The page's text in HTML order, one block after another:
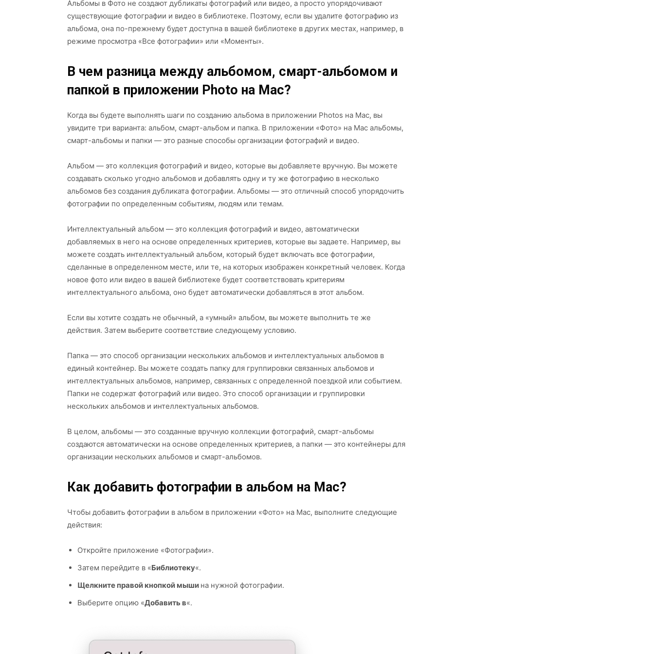
Альбомы в Фото не создают дубликаты фотографий или видео, а просто упорядочивают
существующие фотографии и видео в библиотеке. Поэтому, если вы удалите фотографию из
альбома, она по-прежнему будет доступна в вашей библиотеке в других местах, например, в
режиме просмотра «Все фотографии» или «Моменты».
В чем разница между альбомом, смарт-альбомом и
папкой в приложении Photo на Mac?
Когда вы будете выполнять шаги по созданию альбома в приложении Photos на Mac, вы
увидите три варианта: альбом, смарт-альбом и папка. В приложении «Фото» на Mac альбомы,
смарт-альбомы и папки — это разные способы организации фотографий и видео.
Альбом — это коллекция фотографий и видео, которые вы добавляете вручную. Вы можете
создавать сколько угодно альбомов и добавлять одну и ту же фотографию в несколько
альбомов без создания дубликата фотографии. Альбомы — это отличный способ упорядочить
фотографии по определенным событиям, людям или темам.
Интеллектуальный альбом — это коллекция фотографий и видео, автоматически
добавляемых в него на основе определенных критериев, которые вы задаете. Например, вы
можете создать интеллектуальный альбом, который будет включать все фотографии,
сделанные в определенном месте, или те, на которых изображен конкретный человек. Когда
новое фото или видео в вашей библиотеке будет соответствовать критериям
интеллектуального альбома, оно будет автоматически добавляться в этот альбом.
Если вы хотите создать не обычный, а «умный» альбом, вы можете выполнить те же
действия. Затем выберите соответствие следующему условию.
Папка — это способ организации нескольких альбомов и интеллектуальных альбомов в
единый контейнер. Вы можете создать папку для группировки связанных альбомов и
интеллектуальных альбомов, например, связанных с определенной поездкой или событием.
Папки не содержат фотографий или видео. Это способ организации и группировки
нескольких альбомов и интеллектуальных альбомов.
В целом, альбомы — это созданные вручную коллекции фотографий, смарт-альбомы
создаются автоматически на основе определенных критериев, а папки — это контейнеры для
организации нескольких альбомов и смарт-альбомов.
Как добавить фотографии в альбом на Mac?
Чтобы добавить фотографии в альбом в приложении «Фото» на Mac, выполните следующие
действия:
Откройте приложение «Фотографии».
Затем перейдите в «Библиотеку«.
Щелкните правой кнопкой мыши на нужной фотографии.
Выберите опцию «Добавить в«.